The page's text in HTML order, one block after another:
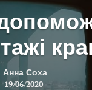
Анна Соха
19/06/2020